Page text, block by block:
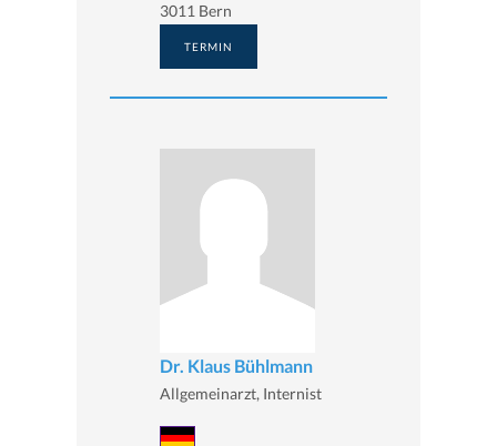
3011 Bern
TERMIN
Dr. Klaus Bühlmann
Allgemeinarzt, Internist